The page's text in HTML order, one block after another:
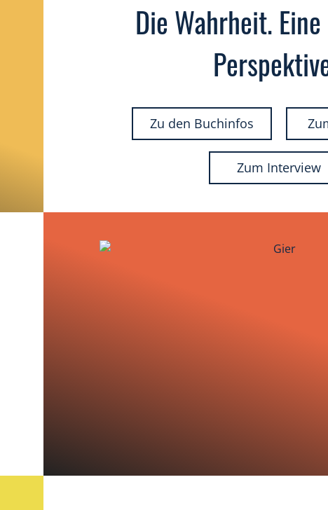
Die Wahrheit.
Zu den Buchinfos
Zum Interview